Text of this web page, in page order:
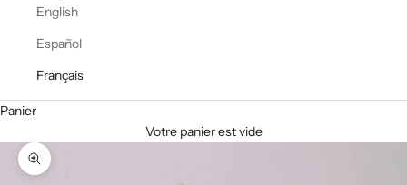
English
Español
Français
Panier
Votre panier est vide
Zoomer sur l'image